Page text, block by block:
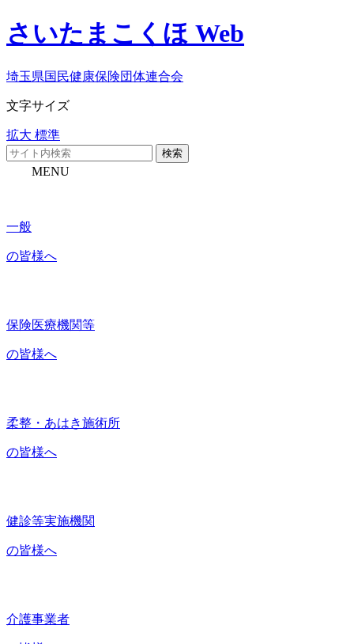
さいたまこくほ Web
埼玉県国民健康保険団体連合会
文字サイズ
拡大 標準
検索
MENU
一般
の皆様へ
保険医療機関等
の皆様へ
柔整・あはき施術所
の皆様へ
健診等実施機関
の皆様へ
介護事業者